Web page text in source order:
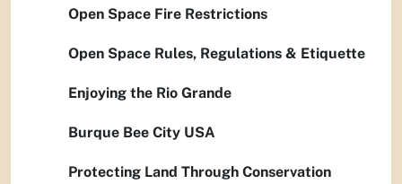
Open Space Fire Restrictions
Open Space Rules, Regulations & Etiquette
Enjoying the Rio Grande
Burque Bee City USA
Protecting Land Through Conservation